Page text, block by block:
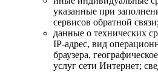
указанные при
сервисов обратной связи;
данные о технических
IP-адрес, вид
браузера,
услуг сети Интернет;